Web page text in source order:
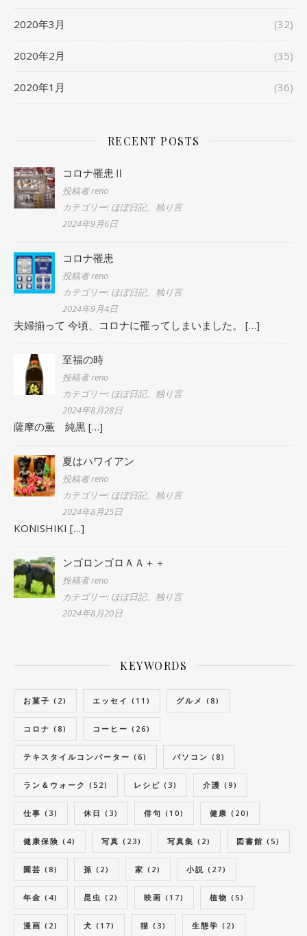
2020年3月 (32)
2020年2月 (35)
2020年1月 (36)
RECENT POSTS
コロナ罹患Ⅱ
投稿者 reno
カテゴリー: ほぼ日記、独り言
2024年9月6日
コロナ罹患
投稿者 reno
カテゴリー: ほぼ日記、独り言
2024年9月4日
夫婦揃って 今頃、コロナに罹ってしまいました。 […]
至福の時
投稿者 reno
カテゴリー: ほぼ日記、独り言
2024年8月28日
薩摩の薫 純黒 […]
夏はハワイアン
投稿者 reno
カテゴリー: ほぼ日記、独り言
2024年8月25日
KONISHIKI […]
ンゴロンゴロＡＡ＋＋
投稿者 reno
カテゴリー: ほぼ日記、独り言
2024年8月20日
KEYWORDS
お菓子 (2) エッセイ (11) グルメ (8)
コロナ (8) コーヒー (26)
テキスタイルコンバーター (6) パソコン (8)
ラン＆ウォーク (52) レシピ (3) 介護 (9)
仕事 (3) 休日 (3) 俳句 (10) 健康 (20)
健康保険 (4) 写真 (23) 写真集 (2) 図書館 (5)
園芸 (8) 孫 (2) 家 (2) 小説 (27)
年金 (4) 昆虫 (2) 映画 (17) 植物 (5)
漫画 (2) 犬 (17) 猫 (3) 生態学 (2)